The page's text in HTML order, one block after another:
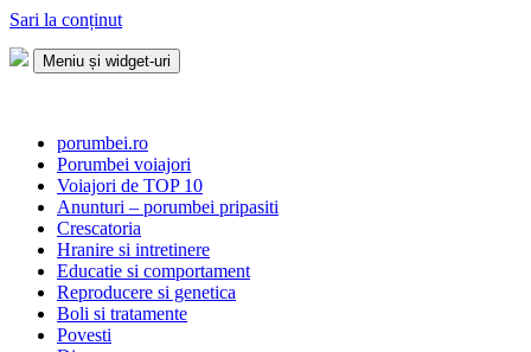
Sari la conținut
Meniu și widget-uri
porumbei.ro
Porumbei voiajori
Voiajori de TOP 10
Anunturi – porumbei pripasiti
Crescatoria
Hranire si intretinere
Educatie si comportament
Reproducere si genetica
Boli si tratamente
Povesti